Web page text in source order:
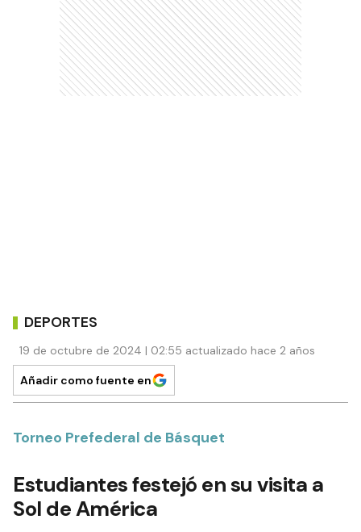
DEPORTES
19 de octubre de 2024 | 02:55 actualizado hace 2 años
Añadir como fuente en
Torneo Prefederal de Básquet
Estudiantes festejó en su visita a
Sol de América